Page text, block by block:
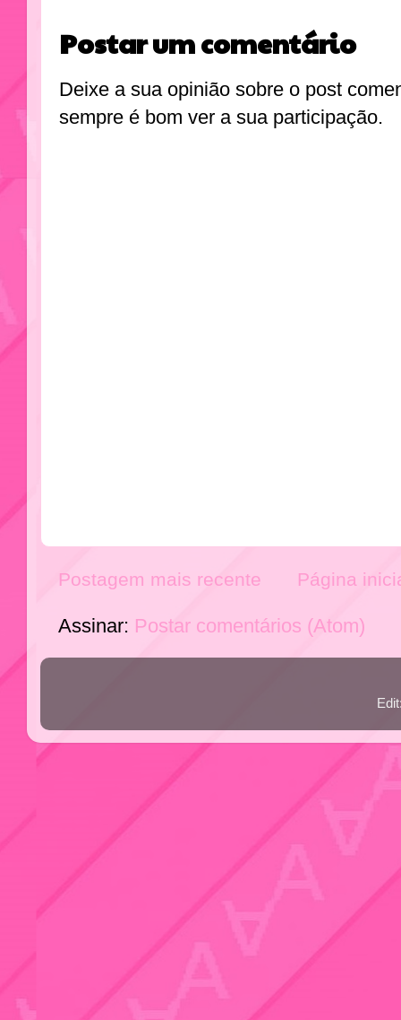
Postar um comentário
Deixe a sua opinião sobre o post
sempre é bom ver a sua participação.
Postagem mais recente Página
Assinar: Postar comentários (Atom)